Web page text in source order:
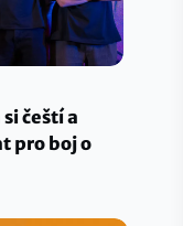
čeští a
pro boj o